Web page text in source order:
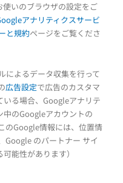
いのブラウザの設定をご
アナリティクスサービ
と規約ページをご覧くださ
によるデータ収集を行って
広告設定で広告のカスタマ
る場合、Googleアナリテ
中のGoogleアカウントの
のGoogle情報には、位置情
Google のパートナー サイ
能性があります）